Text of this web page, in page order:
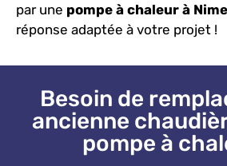
par une pompe à chaleur à
réponse adaptée à votre projet !
Besoin de
ancienne
pompe à